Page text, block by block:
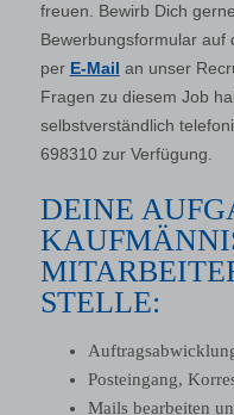
freuen. Bewirb Dich
Bewerbungsformular auf
per E-Mail an unser
Fragen zu diesem Job
selbstverständlich
698310 zur Verfügung.
DEINE
STELLE:
Posteingang,
Mails bearbeiten